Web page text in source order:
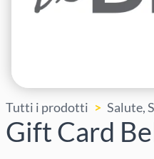
Tutti i prodotti Salute,
Gift Card